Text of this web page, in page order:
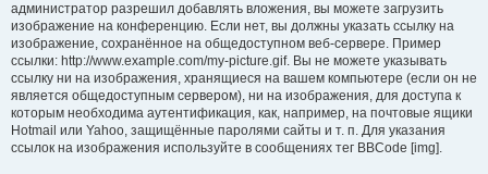
администратор разрешил добавлять вложения, вы можете загрузить
изображение на конференцию. Если нет, вы должны указать ссылку на
изображение, сохранённое на общедоступном веб-сервере. Пример
ссылки: http://www.example.com/my-picture.gif. Вы не можете указывать
ссылку ни на изображения, хранящиеся на вашем компьютере (если он не
является общедоступным сервером), ни на изображения, для доступа к
которым необходима аутентификация, как, например, на почтовые ящики
Hotmail или Yahoo, защищённые паролями сайты и т. п. Для указания
ссылок на изображения используйте в сообщениях тег BBCode [img].